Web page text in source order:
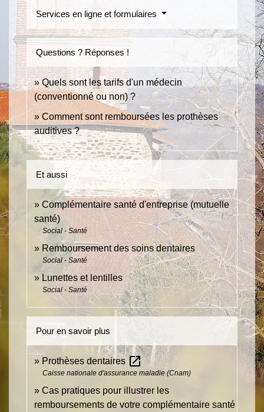
Services en ligne et formulaires
Questions ? Réponses !
Quels sont les tarifs d'un médecin
(conventionné ou non) ?
Comment sont remboursées les prothèses
auditives ?
Et aussi
Complémentaire santé d'entreprise (mutuelle
santé)
Social - Santé
Remboursement des soins dentaires
Social - Santé
Lunettes et lentilles
Social - Santé
Pour en savoir plus
Prothèses dentairesopen_in_new
Caisse nationale d'assurance maladie (Cnam)
Cas pratiques pour illustrer les
remboursements de votre complémentaire santé